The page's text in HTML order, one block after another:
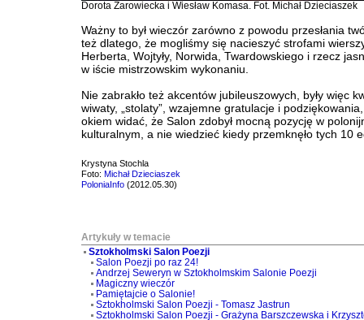
Dorota Żarowiecka i Wiesław Komasa. Fot. Michał Dzieciaszek
Ważny to był wieczór zarówno z powodu przesłania
też dlatego, że mogliśmy się nacieszyć strofami
Herberta, Wojtyły, Norwida, Twardowskiego i rzecz
w iście mistrzowskim wykonaniu.
Nie zabrakło też akcentów jubileuszowych, były więc
wiwaty, „stolaty”, wzajemne gratulacje i
okiem widać, że Salon zdobył mocną pozycję w
kulturalnym, a nie wiedzieć kiedy przemknęło tych 10
Krystyna Stochla
Foto: Michał Dzieciaszek
PoloniaInfo (2012.05.30)
Artykuły w temacie
Sztokholmski Salon Poezji
Salon Poezji po raz 24!
Andrzej Seweryn w Sztokholmskim Salonie Poezji
Magiczny wieczór
Pamiętajcie o Salonie!
Sztokholmski Salon Poezji - Tomasz Jastrun
Sztokholmski Salon Poezji - Grażyna Barszczewska i